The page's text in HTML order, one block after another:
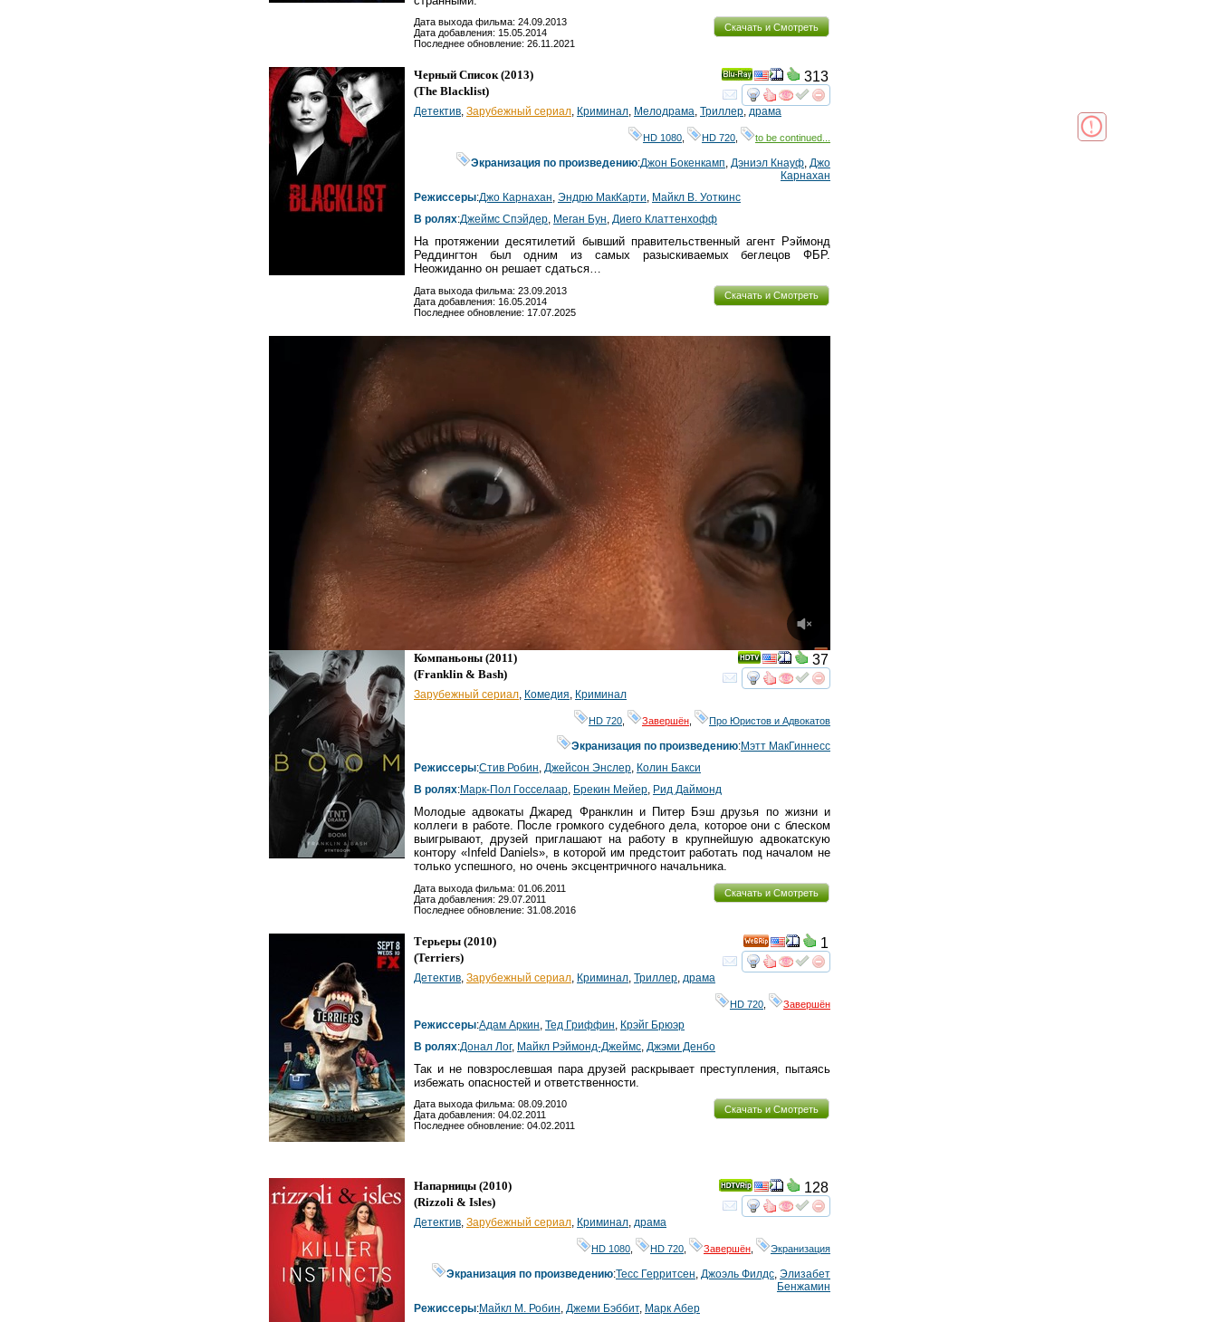
Скачать и Смотреть
Дата выхода фильма: 24.09.2013
Дата добавления: 15.05.2014
Последнее обновление: 26.11.2021
смотретьинтересует
Ray
313
Черный Список(2013)
(The Blacklist)
Детектив, Зарубежный сериал, Криминал, Мелодрама, Триллер, драма
HD 1080 HD 720 to be continued...
Экранизация по произведению:Джон Бокенкамп, Дэниэл Кнауф, Джо
Карнахан
Режиссеры:Джо Карнахан, Эндрю МакКарти, Майкл В. Уоткинс
В ролях:Джеймс Спэйдер, Меган Бун, Диего Клаттенхофф
На протяжении десятилетий бывший правительственный агент Рэймонд
Реддингтон был одним из самых разыскиваемых беглецов ФБР.
Неожиданно он решает сдаться…
Скачать и Смотреть
Дата выхода фильма: 23.09.2013
Дата добавления: 16.05.2014
Последнее обновление: 17.07.2025
смотретьинтересует
37
Компаньоны (2011)
(Franklin & Bash)
Зарубежный сериал, Комедия, Криминал
HD 720 Завершён Про Юристов и Адвокатов
Экранизация по произведению:Мэтт МакГиннесс
Режиссеры:Стив Робин, Джейсон Энслер, Колин Бакси
В ролях:Марк-Пол Госселаар, Брекин Мейер, Рид Даймонд
Молодые адвокаты Джаред Франклин и Питер Бэш друзья по жизни и
коллеги в работе. После громкого судебного дела, которое они с блеском
выигрывают, друзей приглашают на работу в крупнейшую адвокатскую
контору «Infeld Daniels», в которой им предстоит работать под началом не
только успешного, но очень эксцентричного начальника.
Скачать и Смотреть
Дата выхода фильма: 01.06.2011
Дата добавления: 29.07.2011
Последнее обновление: 31.08.2016
смотретьинтересует
1
Терьеры (2010)
(Terriers)
Детектив Зарубежный сериал Криминал Триллер драма
HD 720 Завершён
Режиссеры:Адам Аркин Тед Гриффин Крэйг Брюэр
В ролях:Донал Лог, Майкл Рэймонд-Джеймс Джэми Денбо
Так и не повзрослевшая пара друзей раскрывает преступления, пытаясь
избежать опасностей и ответственности.
Скачать и Смотреть
Дата выхода фильма: 08.09.2010
Дата добавления: 04.02.2011
Последнее обновление: 04.02.2011
смотретьинтересует
128
Напарницы (2010)
(Rizzoli & Isles)
Детектив Зарубежный сериал Криминал драма
HD 1080 HD 720 Завершён Экранизация
Экранизация по произведению:Тесс Герритсен Джоэль Филдс Элизабет
Бенжамин
Режиссеры:Майкл М. Робин Джеми Бэббит, Марк Абер